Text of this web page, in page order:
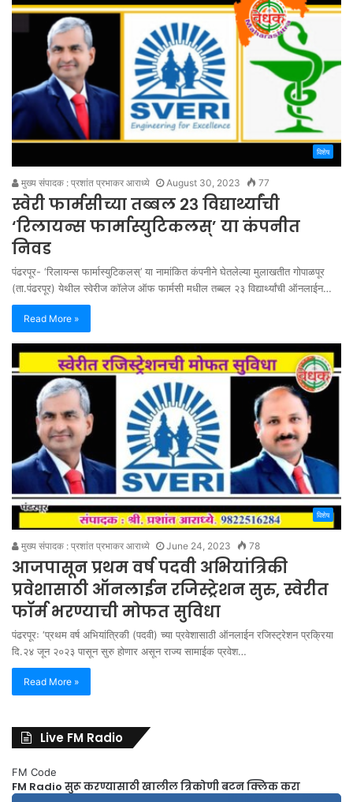
विशेष
मुख्य संपादक : प्रशांत प्रभाकर आराध्ये August 30, 2023 77
स्वेरी फार्मसीच्या तब्बल २३ विद्यार्थ्यांची
‘रिलायन्स फार्मास्युटिकलस्’ या कंपनीत
निवड
पंढरपूर- ‘रिलायन्स फार्मास्युटिकलस्’ या नामांकित कंपनीने घेतलेल्या मुलाखतीत गोपाळपूर
(ता.पंढरपूर) येथील स्वेरीज कॉलेज ऑफ फार्मसी मधील तब्बल २३ विद्यार्थ्यांची ऑनलाईन…
Read More »
विशेष
मुख्य संपादक : प्रशांत प्रभाकर आराध्ये June 24, 2023 78
आजपासून प्रथम वर्ष पदवी अभियांत्रिकी
प्रवेशासाठी ऑनलाईन रजिस्ट्रेशन सुरु, स्वेरीत
फॉर्म भरण्याची मोफत सुविधा
पंढरपूरः ‘प्रथम वर्ष अभियांत्रिकी (पदवी) च्या प्रवेशासाठी ऑनलाईन रजिस्ट्रेशन प्रक्रिया
दि.२४ जून २०२३ पासून सुरु होणार असून राज्य सामाईक प्रवेश…
Read More »
Live FM Radio
FM Code
FM Radio सुरू करण्यासाठी खालील त्रिकोणी बटन क्लिक करा